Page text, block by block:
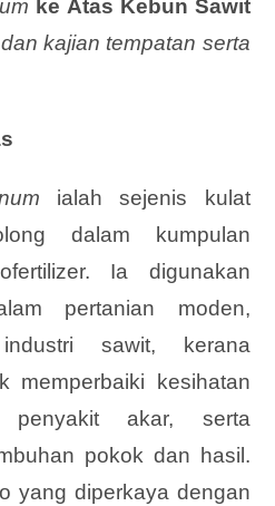
ke Atas Kebun Sawit
kajian tempatan serta
ialah sejenis kulat
dalam kumpulan
Ia digunakan
pertanian moden,
sawit, kerana
memperbaiki kesihatan
penyakit akar, serta
pokok dan hasil.
yang diperkaya dengan